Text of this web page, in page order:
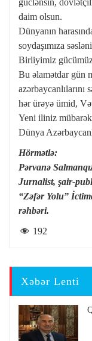
daim olsun.
Dünyanın
soydaşımıza
Birliyimiz
Bu əlamətdar gün
hər ürəyə ümid,
Yeni iliniz
Dünya
Hörmətlə:
Pərvanə
Jurnalist, şair-
“Zəfər Yolu”
rəhbəri.
192
Xəbər Lenti